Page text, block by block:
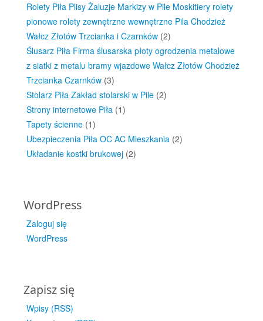
Rolety Piła Plisy Żaluzje Markizy w Pile Moskitiery rolety
pionowe rolety zewnętrzne wewnętrzne Pila Chodzież
Wałcz Złotów Trzcianka i Czarnków (2)
Ślusarz Piła Firma ślusarska płoty ogrodzenia metalowe
z siatki z metalu bramy wjazdowe Wałcz Złotów Chodzież
Trzcianka Czarnków (3)
Stolarz Piła Zakład stolarski w Pile (2)
Strony internetowe Piła (1)
Tapety ścienne (1)
Ubezpieczenia Piła OC AC Mieszkania (2)
Układanie kostki brukowej (2)
WordPress
Zaloguj się
WordPress
Zapisz się
Wpisy (RSS)